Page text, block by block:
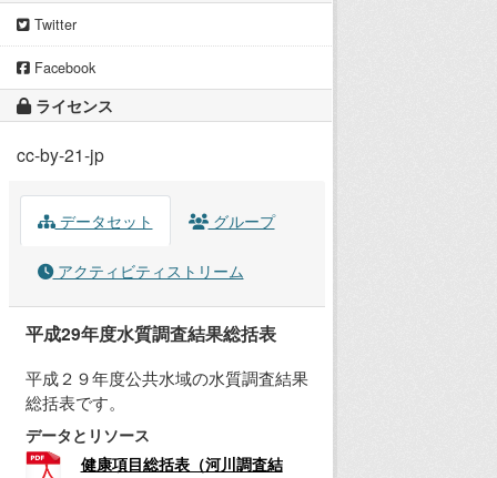
Twitter
Facebook
ライセンス
cc-by-21-jp
データセット グループ
アクティビティストリーム
平成29年度水質調査結果総括表
平成２９年度公共水域の水質調査結果
総括表です。
データとリソース
健康項目総括表（河川調査結